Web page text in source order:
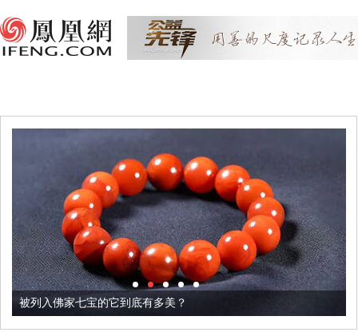
被列入佛家七宝的它到底有多美？